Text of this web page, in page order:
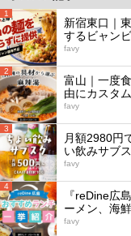
1
新宿東口｜
するビャン
favy
2
富山｜一度
由にカスタ
favy
3
月額2980円
い飲みサブ
favy
4
『reDine広
ーメン、海
favy